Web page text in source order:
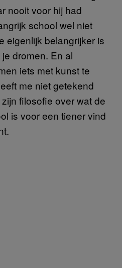
nooit voor hij had
school wel niet
eigenlijk belangrijker is
dromen. En al
iets met kunst te
me niet getekend
filosofie over wat de
is voor een tiener vind